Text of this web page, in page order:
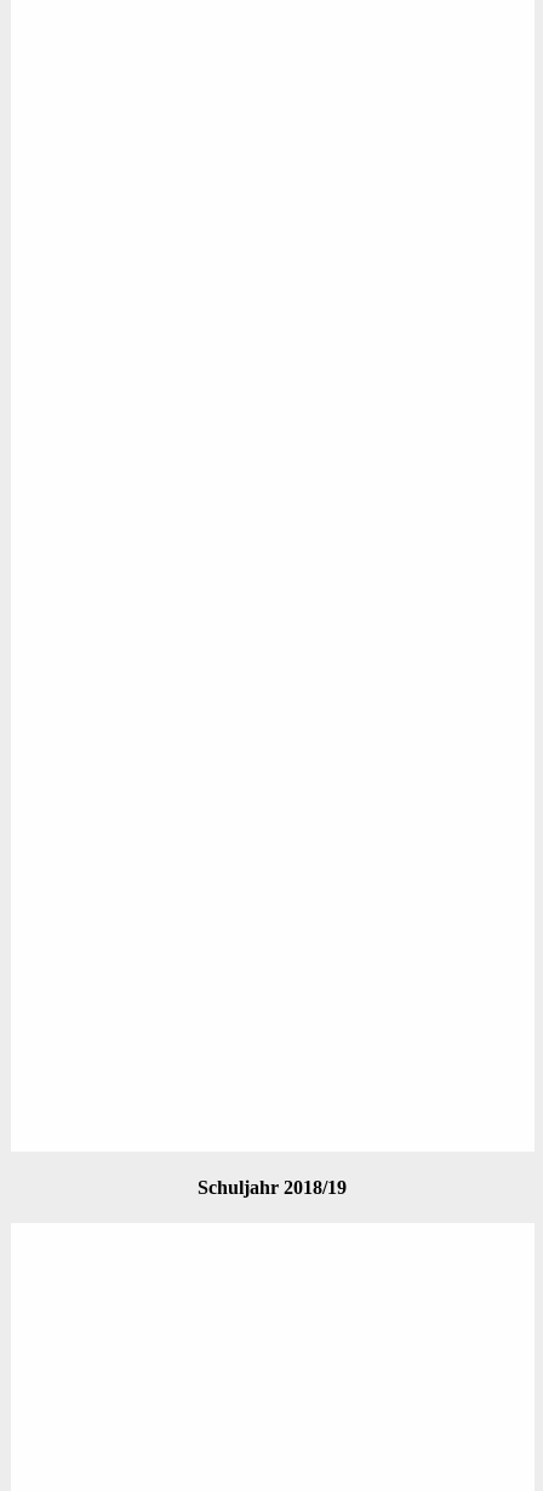
Schuljahr 2018/19